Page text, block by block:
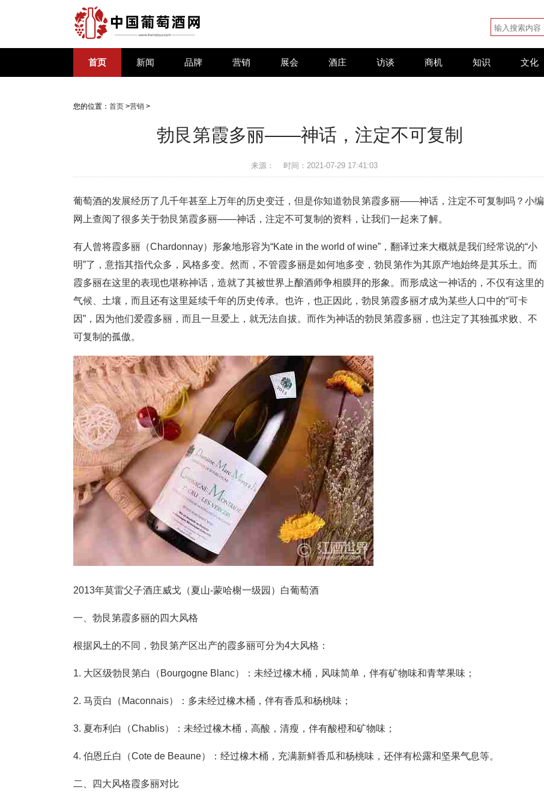
首页 新闻 品牌 营销 展会 酒庄 访谈 商机 知识 文化
您的位置： 首页 >营销 >
勃艮第霞多丽——神话，注定不可复制
来源： 时间：2021-07-29 17:41:03
葡萄酒的发展经历了几千年甚至上万年的历史变迁，但是你知道勃艮第霞多丽——神话，注定不可复制吗？小编
网上查阅了很多关于勃艮第霞多丽——神话，注定不可复制的资料，让我们一起来了解。
有人曾将霞多丽（Chardonnay）形象地形容为“Kate in the world of wine”，翻译过来大概就是我们经常说的“小
明”了，意指其指代众多，风格多变。然而，不管霞多丽是如何地多变，勃艮第作为其原产地始终是其乐土。而
霞多丽在这里的表现也堪称神话，造就了其被世界上酿酒师争相膜拜的形象。而形成这一神话的，不仅有这里的
气候、土壤，而且还有这里延续千年的历史传承。也许，也正因此，勃艮第霞多丽才成为某些人口中的“可卡
因”，因为他们爱霞多丽，而且一旦爱上，就无法自拔。而作为神话的勃艮第霞多丽，也注定了其独孤求败、不
可复制的孤傲。
2013年莫雷父子酒庄威戈（夏山-蒙哈榭一级园）白葡萄酒
一、勃艮第霞多丽的四大风格
根据风土的不同，勃艮第产区出产的霞多丽可分为4大风格：
1. 大区级勃艮第白（Bourgogne Blanc）：未经过橡木桶，风味简单，伴有矿物味和青苹果味；
2. 马贡白（Maconnais）：多未经过橡木桶，伴有香瓜和杨桃味；
3. 夏布利白（Chablis）：未经过橡木桶，高酸，清瘦，伴有酸橙和矿物味；
4. 伯恩丘白（Cote de Beaune）：经过橡木桶，充满新鲜香瓜和杨桃味，还伴有松露和坚果气息等。
二、四大风格霞多丽对比